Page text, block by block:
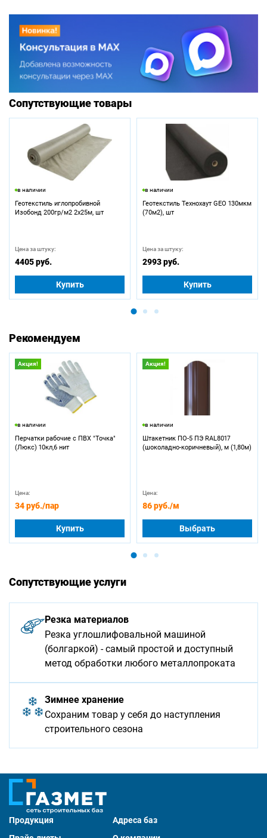
Сопутствующие товары
в наличии
Геотекстиль иглопробивной
Изобонд 200гр/м2 2х25м, шт
Цена за штуку:
4405 руб.
Купить
в наличии
Геотекстиль Технохаут GEO 130мкм
(70м2), шт
Цена за штуку:
2993 руб.
Купить
Рекомендуем
Акция!
в наличии
Перчатки рабочие с ПВХ "Точка"
(Люкс) 10кл,6 нит
Цена:
34 руб./пар
Купить
Акция!
в наличии
Штакетник ПО-5 ПЭ RAL8017
(шоколадно-коричневый), м (1,80м)
Цена:
86 руб./м
Выбрать
Сопутствующие услуги
Резка материалов
Резка углошлифовальной машиной
(болгаркой) - самый простой и доступный
метод обработки любого металлопроката
Зимнее хранение
Сохраним товар у себя до наступления
строительного сезона
Продукция
Адреса баз